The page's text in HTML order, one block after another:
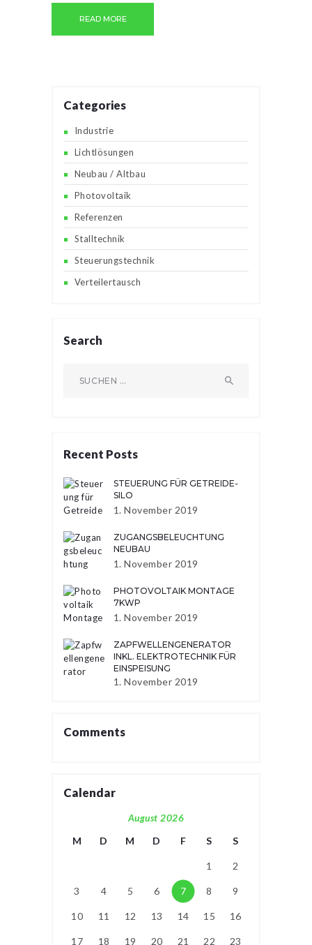
READ MORE
Categories
Industrie
Lichtlösungen
Neubau / Altbau
Photovoltaik
Referenzen
Stalltechnik
Steuerungstechnik
Verteilertausch
Search
nach:
Recent Posts
STEUERUNG FÜR GETREIDE-
SILO
1. November 2019
ZUGANGSBELEUCHTUNG
NEUBAU
1. November 2019
PHOTOVOLTAIK MONTAGE
7KWP
1. November 2019
ZAPFWELLENGENERATOR
INKL. ELEKTROTECHNIK FÜR
EINSPEISUNG
1. November 2019
Comments
Calendar
August 2026
M
D M D F S S
1 2
3 4 5 6 7 8 9
10 11 12 13 14 15 16
17 18 19 20 21 22 23